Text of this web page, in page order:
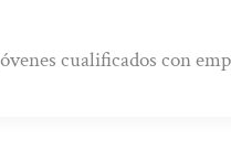
cualificados con